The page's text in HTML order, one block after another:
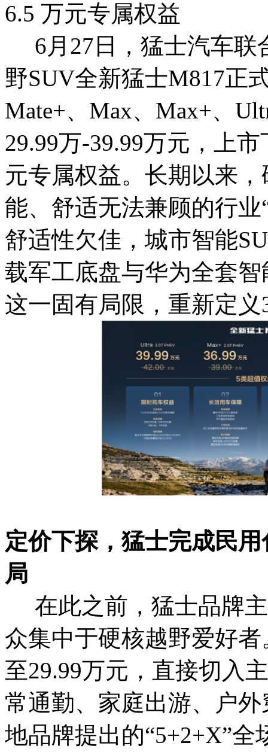
6.5 万元专属权益
6月27日，猛士汽车联
野SUV全新猛士M817正
Mate+、Max、Max+、
29.99万-39.99万元，上
元专属权益。长期以来
能、舒适无法兼顾的行
舒适性欠佳，城市智能
载军工底盘与华为全套
这一固有局限，重新定
定价下探，猛士完成民
局
在此之前，猛士品牌
众集中于硬核越野爱好
至29.99万元，直接切入
常通勤、家庭出游、户
地品牌提出的“5+2+X”